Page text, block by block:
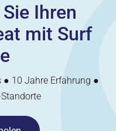
Ihren
mit Surf
● 10 Jahre Erfahrung ●